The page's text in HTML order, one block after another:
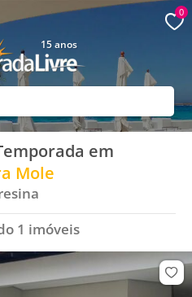
15 anos
0
em
Mole
1 imóveis